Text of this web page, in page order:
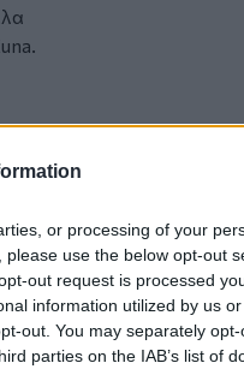
or processing of your
use the below opt-out
out request is processed
information utilized by us
out. You may separately
parties on the IAB’s list of
Ντέβον